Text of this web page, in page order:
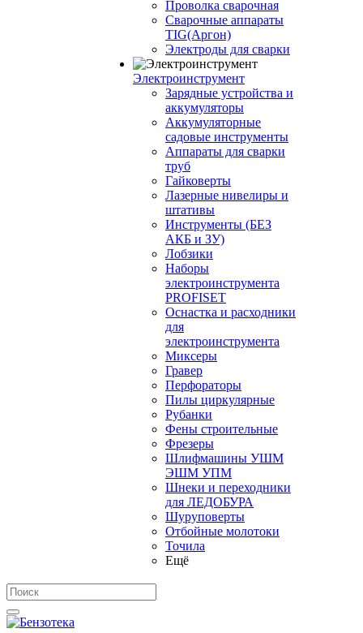
Проволка сварочная
Сварочные аппараты
TIG(Аргон)
Электроды для сварки
Электроинструмент
Зарядные устройства и
аккумуляторы
Аккумуляторные
садовые инструменты
Аппараты для сварки
труб
Гайковерты
Лазерные нивелиры и
штативы
Инструменты (БЕЗ
АКБ и ЗУ)
Лобзики
Наборы
электроинструмента
PROFISET
Оснастка и расходники
для
электроинструмента
Миксеры
Гравер
Перфораторы
Пилы циркулярные
Рубанки
Фены строительные
Фрезеры
Шлифмашины УШМ
ЭШМ УПМ
Шнеки и переходники
для ЛЕДОБУРА
Шуруповерты
Отбойные молотоки
Точила
Ещё